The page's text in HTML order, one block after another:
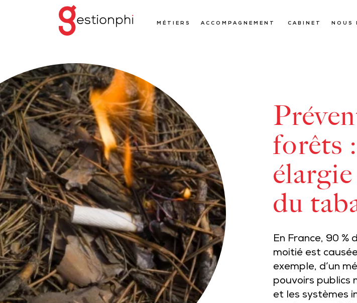
MÉTIERS ACCOMPAGNEMENT CABINET NOUS
forêts
du
En France, 90 %
moitié est
exemple, d’un
pouvoirs publics
et les systèmes